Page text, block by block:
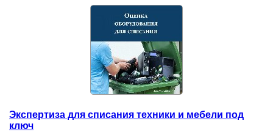
Экспертиза для списания техники и мебели под
ключ